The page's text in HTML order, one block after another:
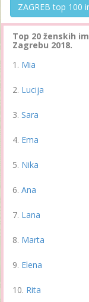
ZAGREB top 100
Top 20 ženskih
Zagrebu 2018.
Mia
Lucija
Sara
Ema
Nika
Ana
Lana
Marta
Elena
Rita